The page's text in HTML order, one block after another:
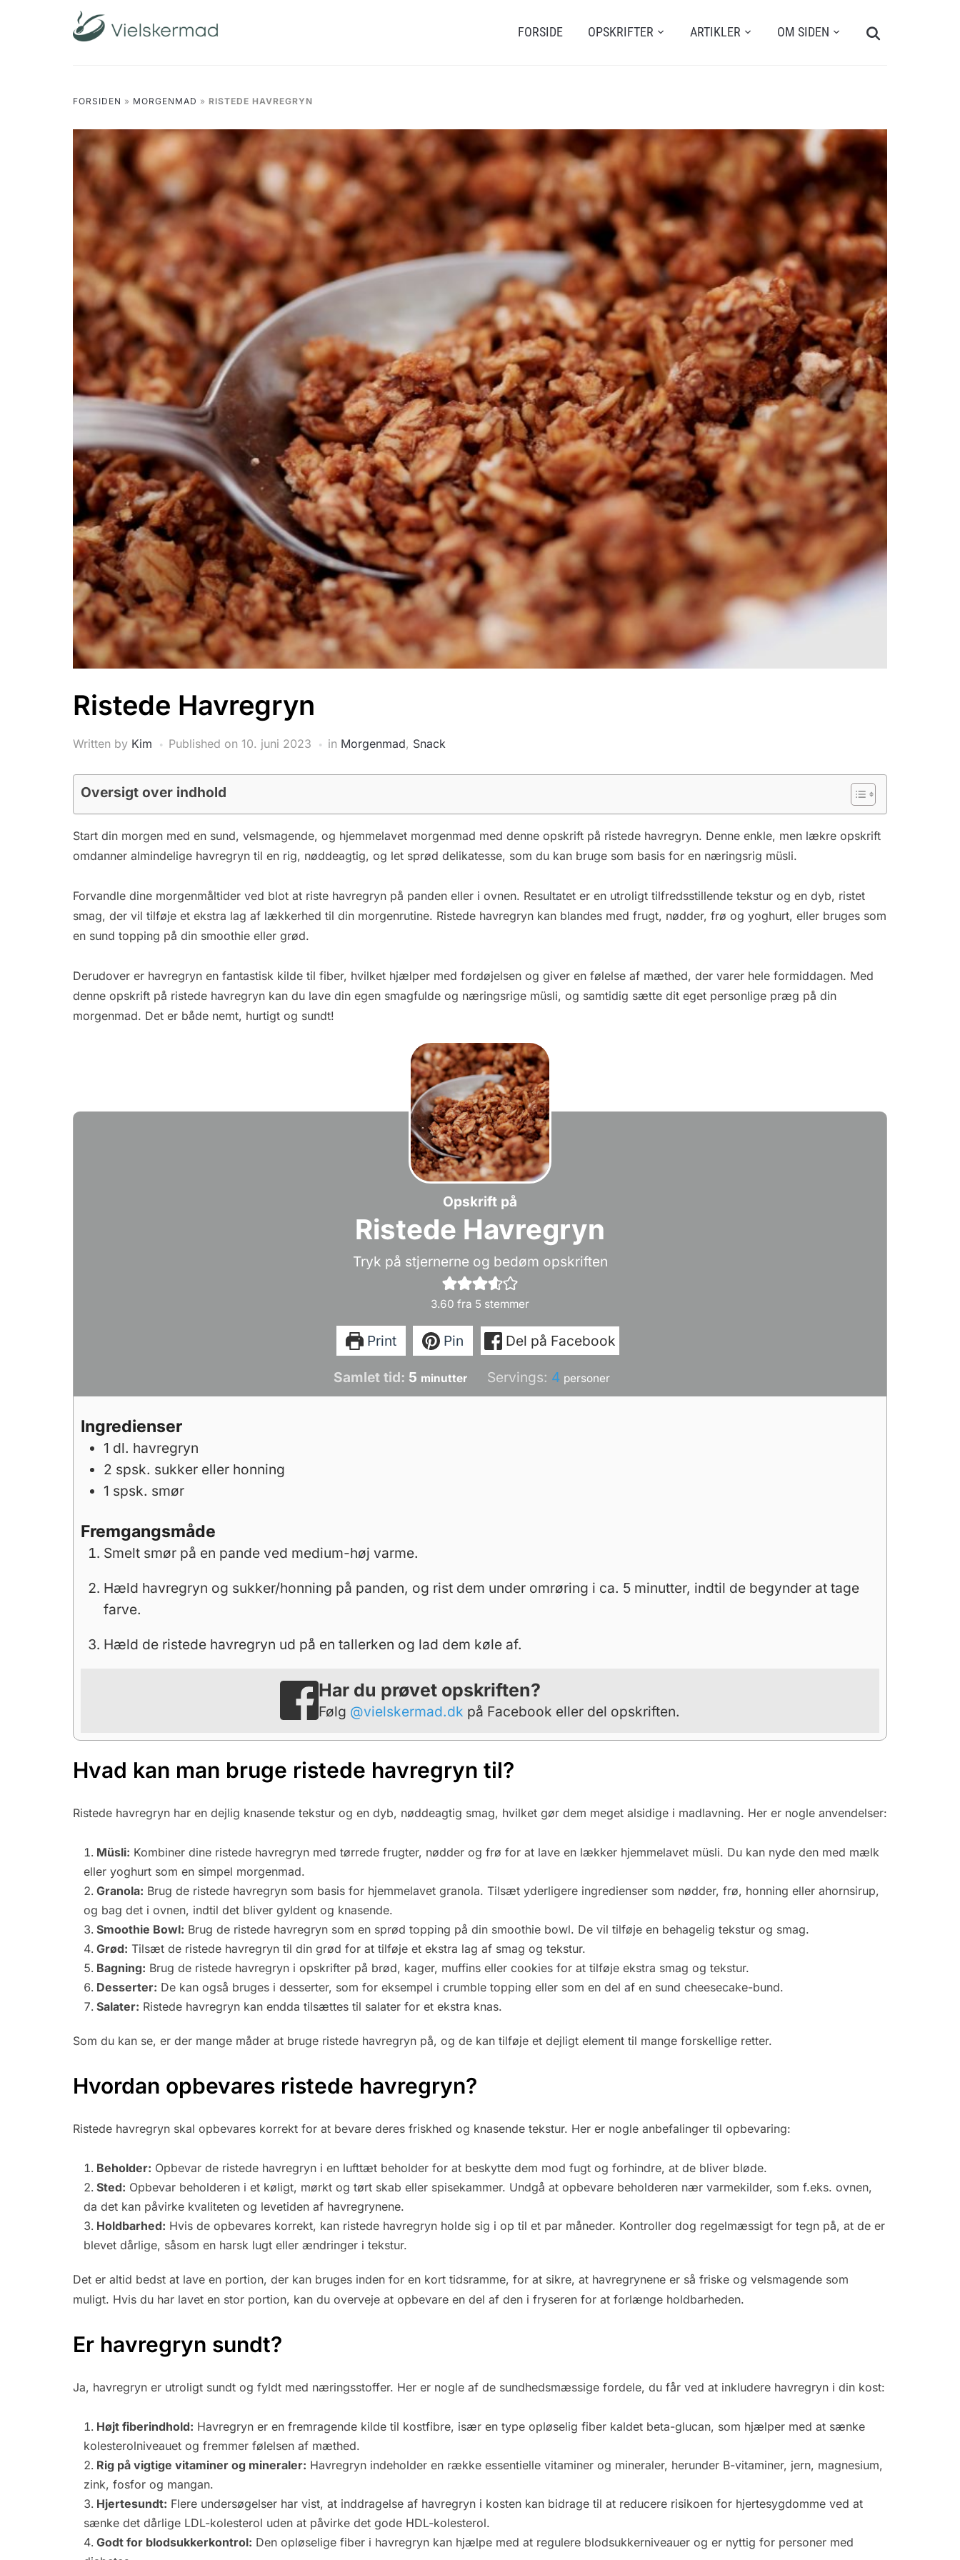
FORSIDE OPSKRIFTER ARTIKLER OM SIDEN
Search
FORSIDEN » MORGENMAD » RISTEDE HAVREGRYN
Ristede Havregryn
Written by Kim Published on 10. juni 2023 in Morgenmad, Snack
Oversigt over indhold
Start din morgen med en sund, velsmagende, og hjemmelavet morgenmad med denne opskrift på ristede havregryn. Denne enkle, men lækre opskrift
omdanner almindelige havregryn til en rig, nøddeagtig, og let sprød delikatesse, som du kan bruge som basis for en næringsrig müsli.
Forvandle dine morgenmåltider ved blot at riste havregryn på panden eller i ovnen. Resultatet er en utroligt tilfredsstillende tekstur og en dyb, ristet
smag, der vil tilføje et ekstra lag af lækkerhed til din morgenrutine. Ristede havregryn kan blandes med frugt, nødder, frø og yoghurt, eller bruges som
en sund topping på din smoothie eller grød.
Derudover er havregryn en fantastisk kilde til fiber, hvilket hjælper med fordøjelsen og giver en følelse af mæthed, der varer hele formiddagen. Med
denne opskrift på ristede havregryn kan du lave din egen smagfulde og næringsrige müsli, og samtidig sætte dit eget personlige præg på din
morgenmad. Det er både nemt, hurtigt og sundt!
Opskrift på
Ristede Havregryn
Tryk på stjernerne og bedøm opskriften
3.60 fra 5 stemmer
Print Pin Del på Facebook
Samlet tid: 5minutter
minutter Servings: 4 personer
Ingredienser
1 dl. havregryn
2 spsk. sukker eller honning
1 spsk. smør
Fremgangsmåde
Smelt smør på en pande ved medium-høj varme.
Hæld havregryn og sukker/honning på panden, og rist dem under omrøring i ca. 5 minutter, indtil de begynder at tage
farve.
Hæld de ristede havregryn ud på en tallerken og lad dem køle af.
Har du prøvet opskriften?
Følg @vielskermad.dk på Facebook eller del opskriften.
Hvad kan man bruge ristede havregryn til?
Ristede havregryn har en dejlig knasende tekstur og en dyb, nøddeagtig smag, hvilket gør dem meget alsidige i madlavning. Her er nogle anvendelser:
Müsli: Kombiner dine ristede havregryn med tørrede frugter, nødder og frø for at lave en lækker hjemmelavet müsli. Du kan nyde den med mælk
eller yoghurt som en simpel morgenmad.
Granola: Brug de ristede havregryn som basis for hjemmelavet granola. Tilsæt yderligere ingredienser som nødder, frø, honning eller ahornsirup,
og bag det i ovnen, indtil det bliver gyldent og knasende.
Smoothie Bowl: Brug de ristede havregryn som en sprød topping på din smoothie bowl. De vil tilføje en behagelig tekstur og smag.
Grød: Tilsæt de ristede havregryn til din grød for at tilføje et ekstra lag af smag og tekstur.
Bagning: Brug de ristede havregryn i opskrifter på brød, kager, muffins eller cookies for at tilføje ekstra smag og tekstur.
Desserter: De kan også bruges i desserter, som for eksempel i crumble topping eller som en del af en sund cheesecake-bund.
Salater: Ristede havregryn kan endda tilsættes til salater for et ekstra knas.
Som du kan se, er der mange måder at bruge ristede havregryn på, og de kan tilføje et dejligt element til mange forskellige retter.
Hvordan opbevares ristede havregryn?
Ristede havregryn skal opbevares korrekt for at bevare deres friskhed og knasende tekstur. Her er nogle anbefalinger til opbevaring:
Beholder: Opbevar de ristede havregryn i en lufttæt beholder for at beskytte dem mod fugt og forhindre, at de bliver bløde.
Sted: Opbevar beholderen i et køligt, mørkt og tørt skab eller spisekammer. Undgå at opbevare beholderen nær varmekilder, som f.eks. ovnen,
da det kan påvirke kvaliteten og levetiden af havregrynene.
Holdbarhed: Hvis de opbevares korrekt, kan ristede havregryn holde sig i op til et par måneder. Kontroller dog regelmæssigt for tegn på, at de er
blevet dårlige, såsom en harsk lugt eller ændringer i tekstur.
Det er altid bedst at lave en portion, der kan bruges inden for en kort tidsramme, for at sikre, at havregrynene er så friske og velsmagende som
muligt. Hvis du har lavet en stor portion, kan du overveje at opbevare en del af den i fryseren for at forlænge holdbarheden.
Er havregryn sundt?
Ja, havregryn er utroligt sundt og fyldt med næringsstoffer. Her er nogle af de sundhedsmæssige fordele, du får ved at inkludere havregryn i din kost:
Højt fiberindhold: Havregryn er en fremragende kilde til kostfibre, især en type opløselig fiber kaldet beta-glucan, som hjælper med at sænke
kolesterolniveauet og fremmer følelsen af mæthed.
Rig på vigtige vitaminer og mineraler: Havregryn indeholder en række essentielle vitaminer og mineraler, herunder B-vitaminer, jern, magnesium,
zink, fosfor og mangan.
Hjertesundt: Flere undersøgelser har vist, at inddragelse af havregryn i kosten kan bidrage til at reducere risikoen for hjertesygdomme ved at
sænke det dårlige LDL-kolesterol uden at påvirke det gode HDL-kolesterol.
Godt for blodsukkerkontrol: Den opløselige fiber i havregryn kan hjælpe med at regulere blodsukkerniveauer og er nyttig for personer med